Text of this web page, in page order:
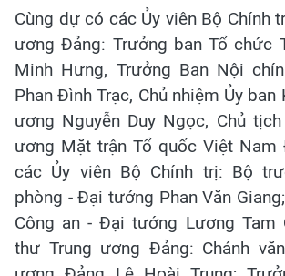
Cùng dự có các Ủy viên Bộ Chính
ương Đảng: Trưởng ban Tổ chức
Minh Hưng, Trưởng Ban Nội
Phan Đình Trạc, Chủ nhiệm Ủy ban
ương Nguyễn Duy Ngọc, Chủ
ương Mặt trận Tổ quốc Việt Nam
các Ủy viên Bộ Chính trị: Bộ
phòng - Đại tướng Phan Văn
Công an - Đại tướng Lương Tam
thư Trung ương Đảng: Chánh